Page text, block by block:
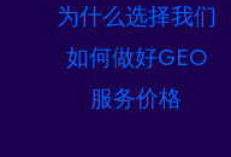
为什么选择我们
如何做好GEO
服务价格